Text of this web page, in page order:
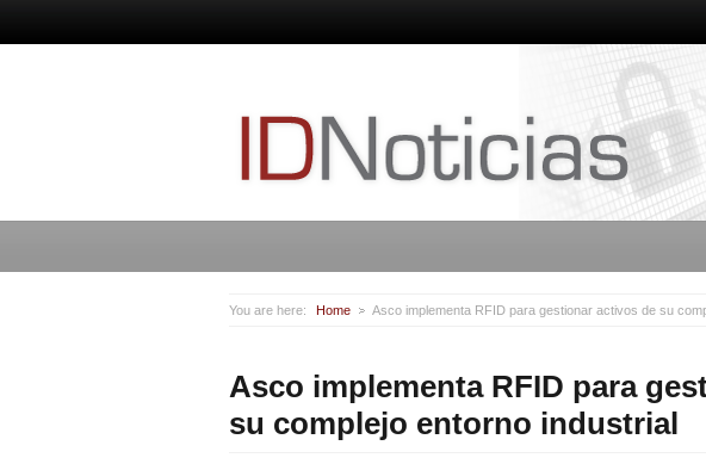
You are here: Home Asco implementa RFID para gestionar activos de su
Asco implementa RFID para
su complejo entorno industrial